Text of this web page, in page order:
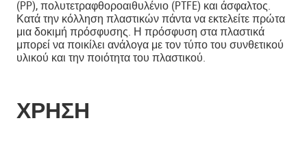
(PP), πολυτετραφθοροαιθυλένιο (PTFE) και άσφαλτος.
Κατά την κόλληση πλαστικών πάντα να εκτελείτε πρώτα
μια δοκιμή πρόσφυσης. Η πρόσφυση στα πλαστικά
μπορεί να ποικίλει ανάλογα με τον τύπο του συνθετικού
υλικού και την ποιότητα του πλαστικού.
ΧΡΗΣΗ